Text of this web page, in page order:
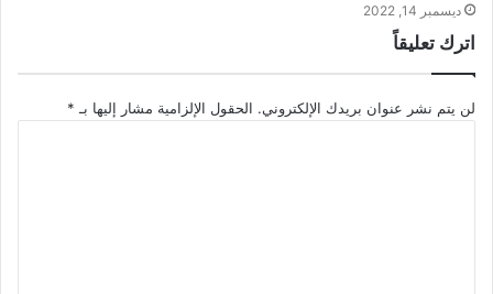
ديسمبر 14, 2022
اترك تعليقاً
لن يتم نشر عنوان بريدك الإلكتروني. الحقول الإلزامية مشار إليها بـ *